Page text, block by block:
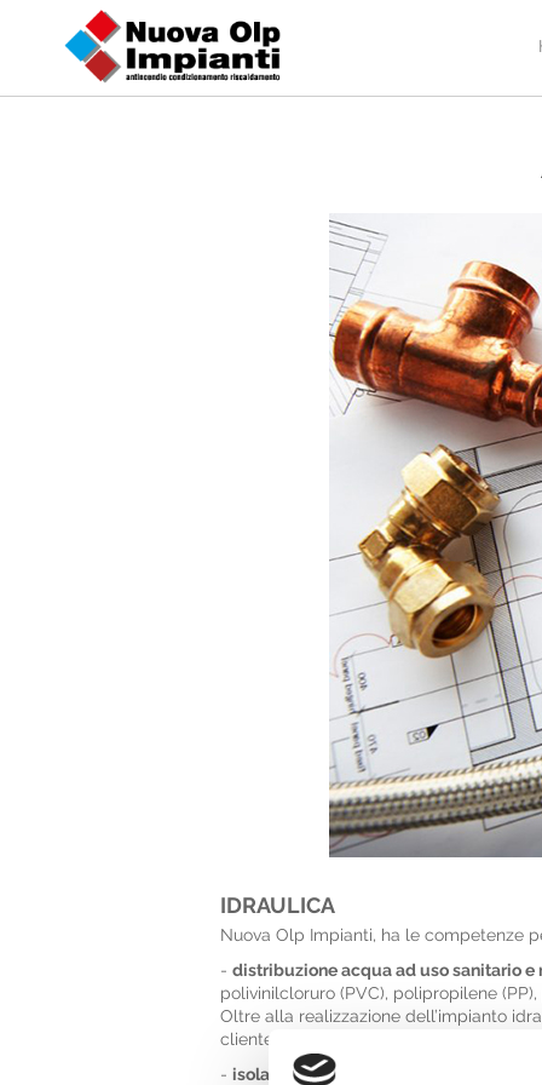
IDRAULICA
Nuova Olp Impianti, ha le competenze
- distribuzione acqua ad uso sanitario e
polivinilcloruro (PVC), polipropilene
Oltre alla realizzazione dell’impianto
cliente).
- isolamenti termici ed acustici,
in lana